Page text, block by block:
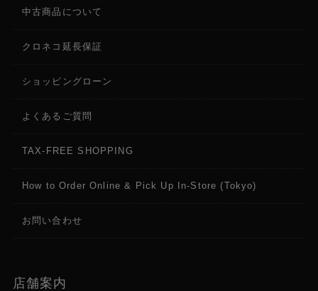
F2.8-4.5
f=9.3-111.6mm
f（35mm換算）
静止画時 f=29.0-348.0mm（16:9時）,f=32.8-
動画時 *5 光学12倍（デジタル192倍）、全画素超解
像24倍(HD)、18倍(4K)
中古商品について
クロネコ延長保証
ショッピングローン
よくあるご質問
TAX-FREE SHOPPING
How to Order Online & Pick Up In-Store (Tokyo)
お問い合わせ
店舗案内